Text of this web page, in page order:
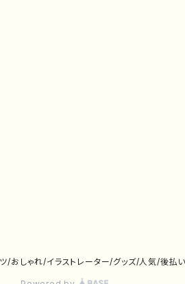
しゃれ/イラストレーター/グッズ/人気/後払